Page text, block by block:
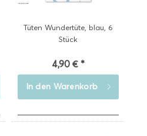
Tüten Wundertüte, blau, 6
Stück
4,90 € *
In den Warenkorb